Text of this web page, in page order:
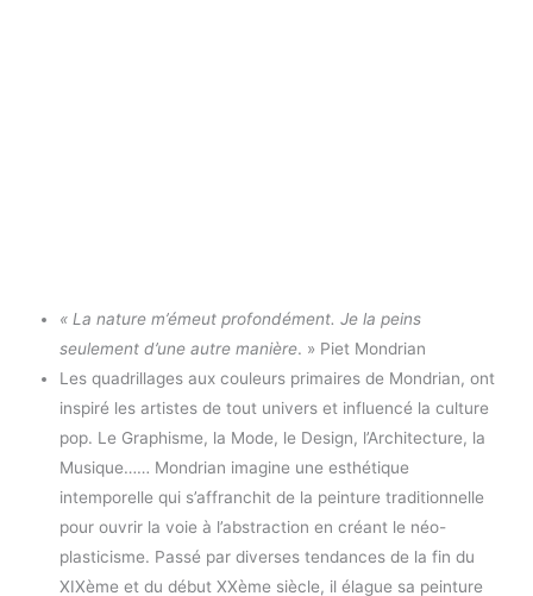
« La nature m’émeut profondément. Je la peins
seulement d’une autre manière. » Piet Mondrian
Les quadrillages aux couleurs primaires de Mondrian, ont
inspiré les artistes de tout univers et influencé la culture
pop. Le Graphisme, la Mode, le Design, l’Architecture, la
Musique…… Mondrian imagine une esthétique
intemporelle qui s’affranchit de la peinture traditionnelle
pour ouvrir la voie à l’abstraction en créant le néo-
plasticisme. Passé par diverses tendances de la fin du
XIXème et du début XXème siècle, il élague sa peinture